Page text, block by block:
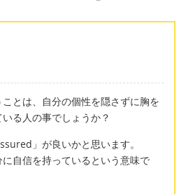
とは、自分の個性を隠さずに胸を
る人の事でしょうか？
」が良いかと思います。
自信を持っているという意味で